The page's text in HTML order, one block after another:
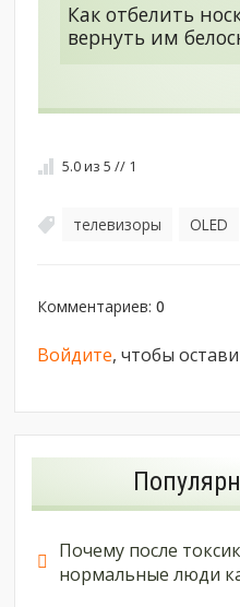
Как отбелить
вернуть им
5.0из5 // 1
телевизоры OLED
Комментариев:0
Войдите, чтобы
Почему после
нормальные люди